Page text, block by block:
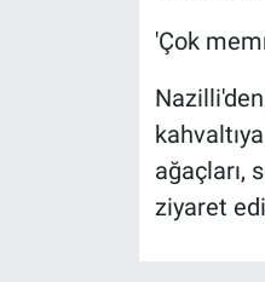
'Çok
ağaçları,
ziyaret